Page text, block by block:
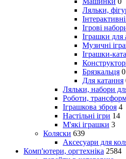
Ляльки,
Ігрові
Іграшки для
Музичні
Іграшки-
Брязкальця 0
Для катання
Ляльки, набори
Роботи,
Іграшкова зброя 4
Настільні ігри 14
М'які іграшки 3
Коляски 639
Аксесуари для
Комп'ютери, оргтехніка 2584